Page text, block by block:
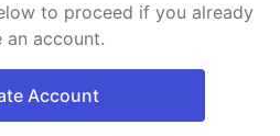
to proceed if you already
an account.
Account